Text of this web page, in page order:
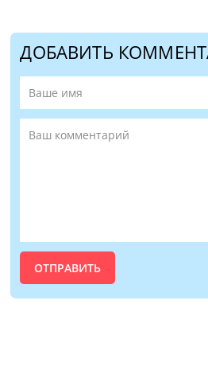
ДОБАВИТЬ